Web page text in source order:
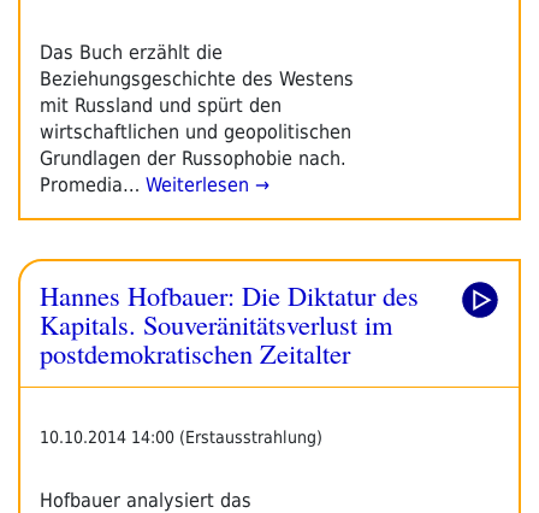
Das Buch erzählt die
Beziehungsgeschichte des Westens
mit Russland und spürt den
wirtschaftlichen und geopolitischen
Grundlagen der Russophobie nach.
Promedia… Weiterlesen →
Hannes Hofbauer: Die Diktatur des
Kapitals. Souveränitätsverlust im
postdemokratischen Zeitalter
10.10.2014 14:00 (Erstausstrahlung)
Hofbauer analysiert das